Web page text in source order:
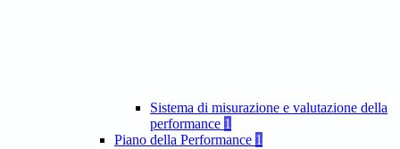
Sistema di misurazione e valutazione della
performance 1
Piano della Performance 1